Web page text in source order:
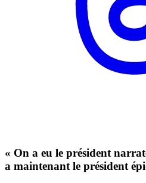
« On a eu le président
a maintenant le président